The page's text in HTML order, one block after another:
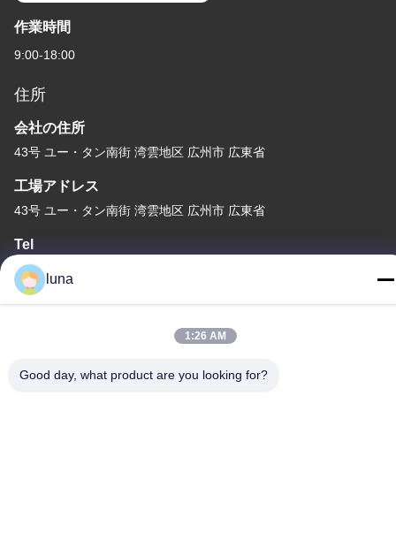
作業時間
9:00-18:00
住所
会社の住所
43号 ユー・タン南街 湾雲地区 広州市 広東省
工場アドレス
43号 ユー・タン南街 湾雲地区 広州市 広東省
Tel
86-18902309680
中国の良質 髪を白くする粉末 メーカー。Copyright© -2026
luna
1:26 AM
Good day, what product are you looking for?